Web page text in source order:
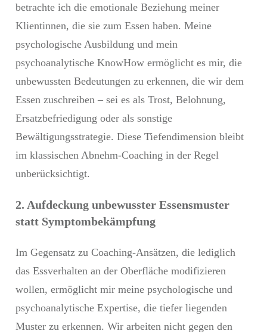
betrachte ich die emotionale Beziehung meiner
Klientinnen, die sie zum Essen haben. Meine
psychologische Ausbildung und mein
psychoanalytische KnowHow ermöglicht es mir, die
unbewussten Bedeutungen zu erkennen, die wir dem
Essen zuschreiben – sei es als Trost, Belohnung,
Ersatzbefriedigung oder als sonstige
Bewältigungsstrategie. Diese Tiefendimension bleibt
im klassischen Abnehm-Coaching in der Regel
unberücksichtigt.
2. Aufdeckung unbewusster Essensmuster
statt Symptombekämpfung
Im Gegensatz zu Coaching-Ansätzen, die lediglich
das Essverhalten an der Oberfläche modifizieren
wollen, ermöglicht mir meine psychologische und
psychoanalytische Expertise, die tiefer liegenden
Muster zu erkennen. Wir arbeiten nicht gegen den